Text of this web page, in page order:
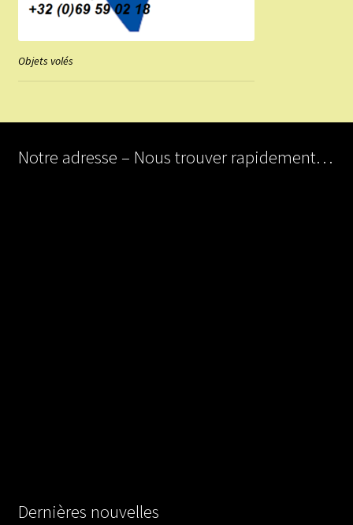
Objets volés
Notre adresse – Nous trouver rapidement…
Dernières nouvelles